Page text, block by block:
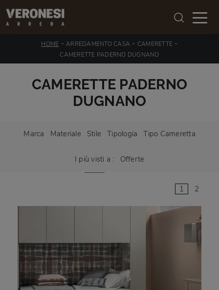
HOME -ARREDAMENTO CASA - CAMERETTE -
CAMERETTE PADERNO DUGNANO
CAMERETTE PADERNO
DUGNANO
Marca Materiale Stile Tipologia Tipo Cameretta
I più visti a : Offerte
1 2